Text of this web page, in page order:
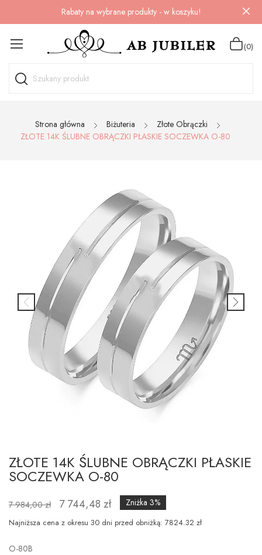
Rabaty na wybrane produkty - w koszyku!
(0)
Strona główna Biżuteria
Złote Obrączki
ZŁOTE 14K ŚLUBNE OBRĄCZKI PŁASKIE SOCZEWKA O-80
ZŁOTE 14K ŚLUBNE OBRĄCZKI PŁASKIE
SOCZEWKA O-80
7 984,00 zł 7 744,48 zł Zniżka 3%
Najniższa cena z okresu 30 dni przed obniżką: 7824.32 zł
O-80B